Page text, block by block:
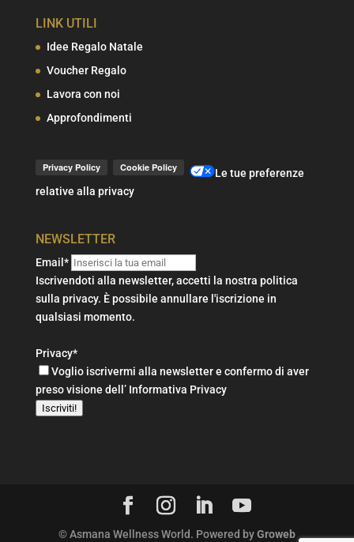
LINK UTILI
Idee Regalo Natale
Voucher Regalo
Lavora con noi
Approfondimenti
Le tue preferenze
relative alla privacy
NEWSLETTER
Email*
Iscrivendoti alla newsletter, accetti la nostra politica
sulla privacy. È possibile annullare l'iscrizione in
qualsiasi momento.
Privacy*
Voglio iscrivermi alla newsletter e confermo di aver
preso visione dell’ Informativa Privacy
Iscriviti!
© Asmana Wellness World. Powered byGroweb